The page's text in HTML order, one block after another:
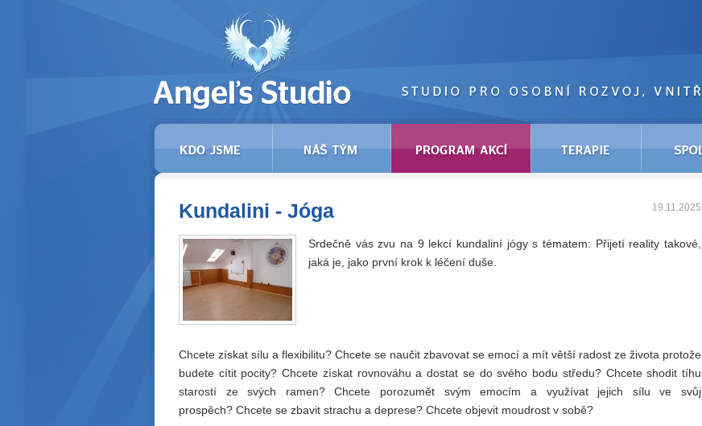
19.11.2025
Kundalini - Jóga
Srdečně vás zvu na 9 lekcí kundaliní jógy s tématem: Přijetí reality takové,
jaká je, jako první krok k léčení duše.
Chcete získat sílu a flexibilitu? Chcete se naučit zbavovat se emocí a mít větší radost ze života protože
budete cítit pocity? Chcete získat rovnováhu a dostat se do svého bodu středu? Chcete shodit tíhu
starostí ze svých ramen? Chcete porozumět svým emocím a využívat jejich sílu ve svůj
prospěch? Chcete se zbavit strachu a deprese? Chcete objevit moudrost v sobě?